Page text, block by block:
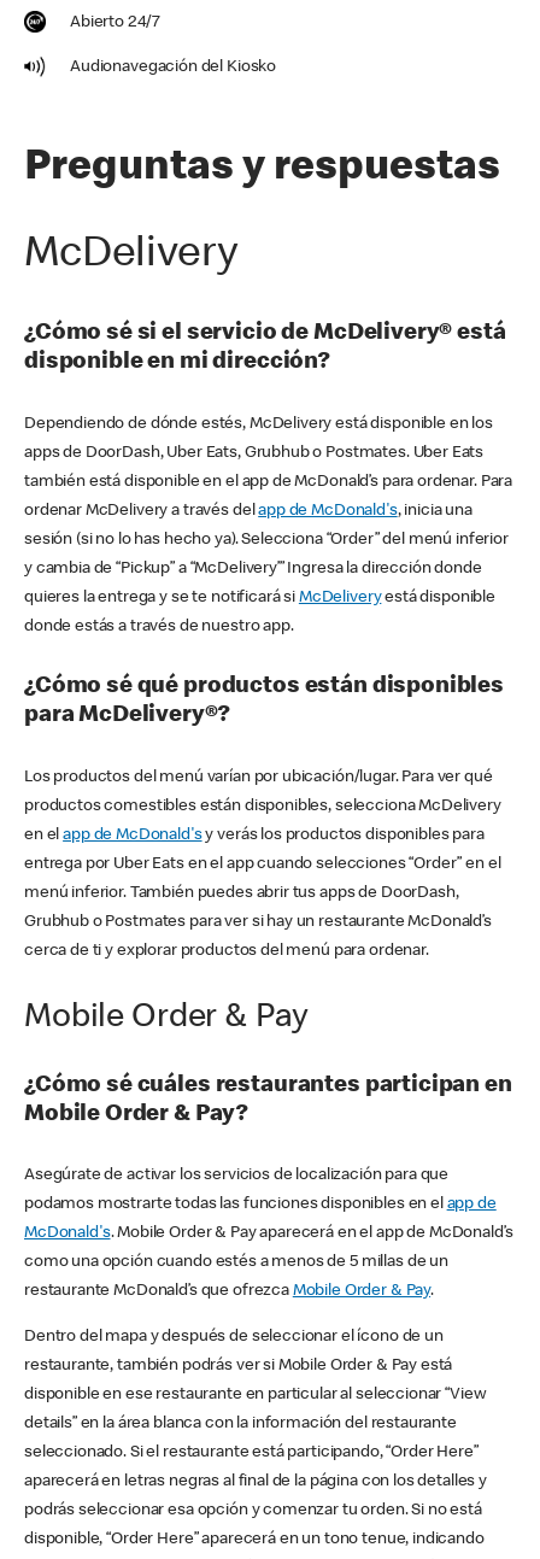
Abierto 24/7
Audionavegación del Kiosko
Preguntas y respuestas
McDelivery
¿Cómo sé si el servicio de McDelivery® está
disponible en mi dirección?
Dependiendo de dónde estés, McDelivery está disponible en los
apps de DoorDash, Uber Eats, Grubhub o Postmates. Uber Eats
también está disponible en el app de McDonald’s para ordenar. Para
ordenar McDelivery a través delapp de McDonald's, inicia una
sesión (si no lo has hecho ya). Selecciona “Order” del menú inferior
y cambia de “Pickup” a “McDelivery’” Ingresa la dirección donde
quieres la entrega y se te notificará si McDeliveryestá disponible
donde estás a través de nuestro app.
¿Cómo sé qué productos están disponibles
para McDelivery®?
Los productos del menú varían por ubicación/lugar. Para ver qué
productos comestibles están disponibles, selecciona McDelivery
en elapp de McDonald'sy verás los productos disponibles para
entrega por Uber Eats en el app cuando selecciones “Order” en el
menú inferior. También puedes abrir tus apps de DoorDash,
Grubhub o Postmates para ver si hay un restaurante McDonald’s
cerca de ti y explorar productos del menú para ordenar.
Mobile Order & Pay
¿Cómo sé cuáles restaurantes participan en
Mobile Order & Pay?
Asegúrate de activar los servicios de localización para que
podamos mostrarte todas las funciones disponibles en el app de
McDonald's. Mobile Order & Pay aparecerá en el app de McDonald’s
como una opción cuando estés a menos de 5 millas de un
restaurante McDonald’s que ofrezca Mobile Order & Pay.
Dentro del mapa y después de seleccionar el ícono de un
restaurante, también podrás ver si Mobile Order & Pay está
disponible en ese restaurante en particular al seleccionar “View
details” en la área blanca con la información del restaurante
seleccionado. Si el restaurante está participando, “Order Here”
aparecerá en letras negras al final de la página con los detalles y
podrás seleccionar esa opción y comenzar tu orden. Si no está
disponible, “Order Here” aparecerá en un tono tenue, indicando